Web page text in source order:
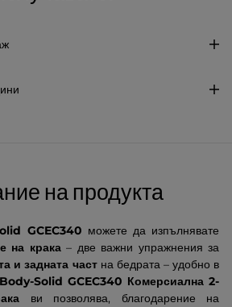
на продукта
GCEC340 можете да изпълнявате
на крака– две важни упражнения за
и задната частна бедрата – удобно в
Body-Solid GCEC340 Комерсиална 2-
ви позволява, благодарение на